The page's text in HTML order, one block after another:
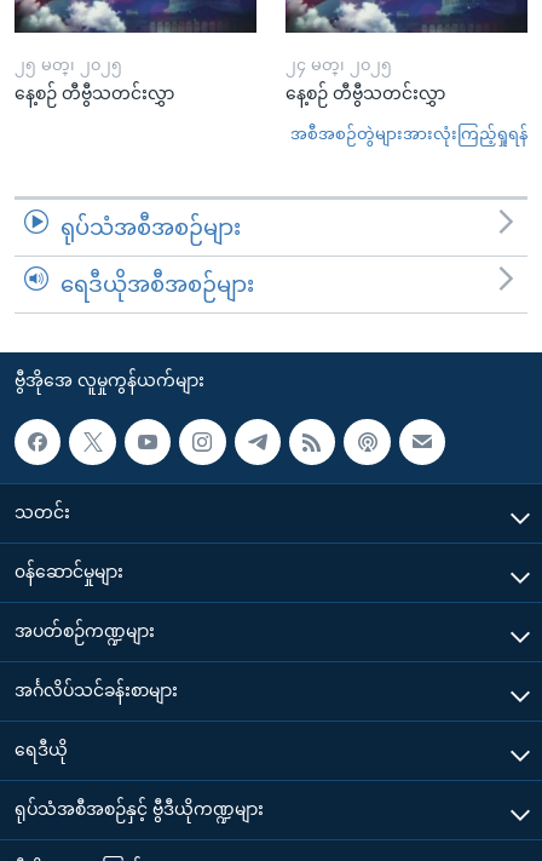
၂၅ မတ္၊ ၂၀၂၅
နေ့စဉ် တီဗွီသတင်းလွှာ
၂၄ မတ္၊ ၂၀၂၅
နေ့စဉ် တီဗွီသတင်းလွှာ
အစီအစဉ်တွဲများအားလုံးကြည့်ရှုရန်
ရုပ်သံအစီအစဉ်များ
ရေဒီယိုအစီအစဉ်များ
ဗွီအိုအေ လူမှုကွန်ယက်များ
သတင်း
၀န်ဆောင်မှုများ
အပတ်စဉ်ကဏ္ဍများ
အင်္ဂလိပ်သင်ခန်းစာများ
ရေဒီယို
ရုပ်သံအစီအစဉ်နှင့် ဗွီဒီယိုကဏ္ဍများ